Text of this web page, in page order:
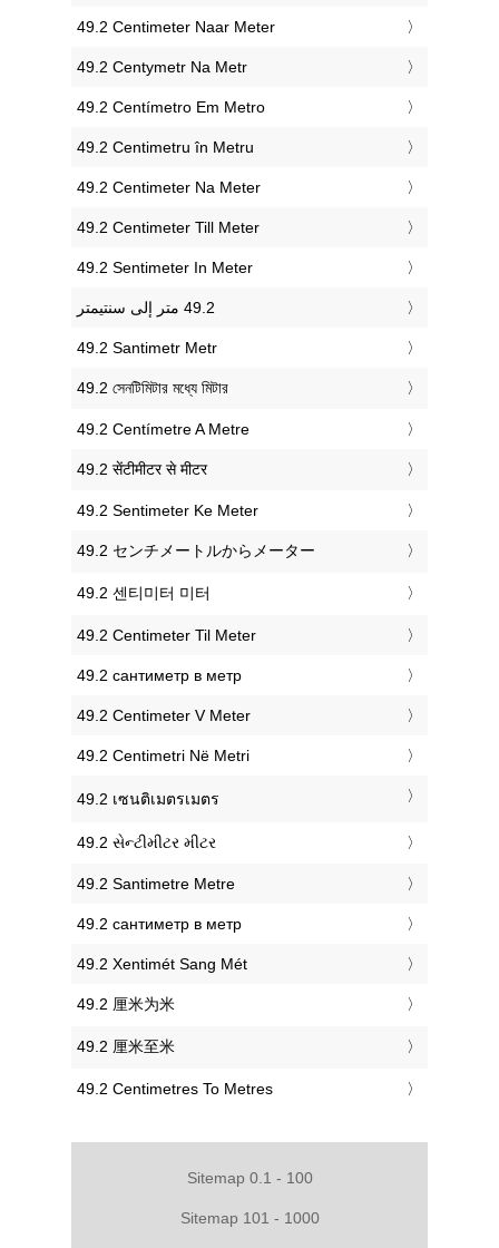
‎49.2 Centimeter Naar Meter
‎49.2 Centymetr Na Metr
‎49.2 Centímetro Em Metro
‎49.2 Centimetru în Metru
‎49.2 Centimeter Na Meter
‎49.2 Centimeter Till Meter
‎49.2 Sentimeter In Meter
‎49.2 Santimetr Metr
‎49.2 সেনটিমিটার মধ্যে মিটার
‎49.2 Centímetre A Metre
‎49.2 सेंटीमीटर से मीटर
‎49.2 Sentimeter Ke Meter
‎49.2 センチメートルからメーター
‎49.2 센티미터 미터
‎49.2 Centimeter Til Meter
‎49.2 сантиметр в метр
‎49.2 Centimeter V Meter
‎49.2 Centimetri Në Metri
‎49.2 เซนติเมตรเมตร
‎49.2 સેન્ટીમીટર મીટર
‎49.2 Santimetre Metre
‎49.2 сантиметр в метр
‎49.2 Xentimét Sang Mét
‎49.2 厘米为米
‎49.2 厘米至米
‎49.2 Centimetres To Metres
Sitemap 0.1 - 100
Sitemap 101 - 1000